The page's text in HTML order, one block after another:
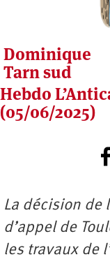
Dominique
Tarn sud
Hebdo
(05/06/2025)
La décision de
d’appel de
les travaux de